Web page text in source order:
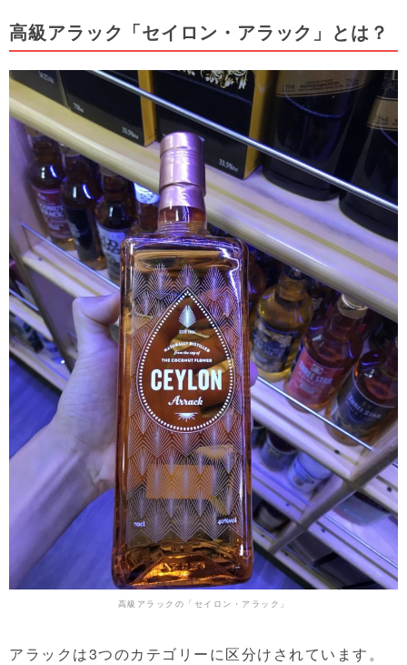
高級アラック「セイロン・アラック」とは？
高級アラックの「セイロン・アラック」
アラックは3つのカテゴリーに区分けされています。